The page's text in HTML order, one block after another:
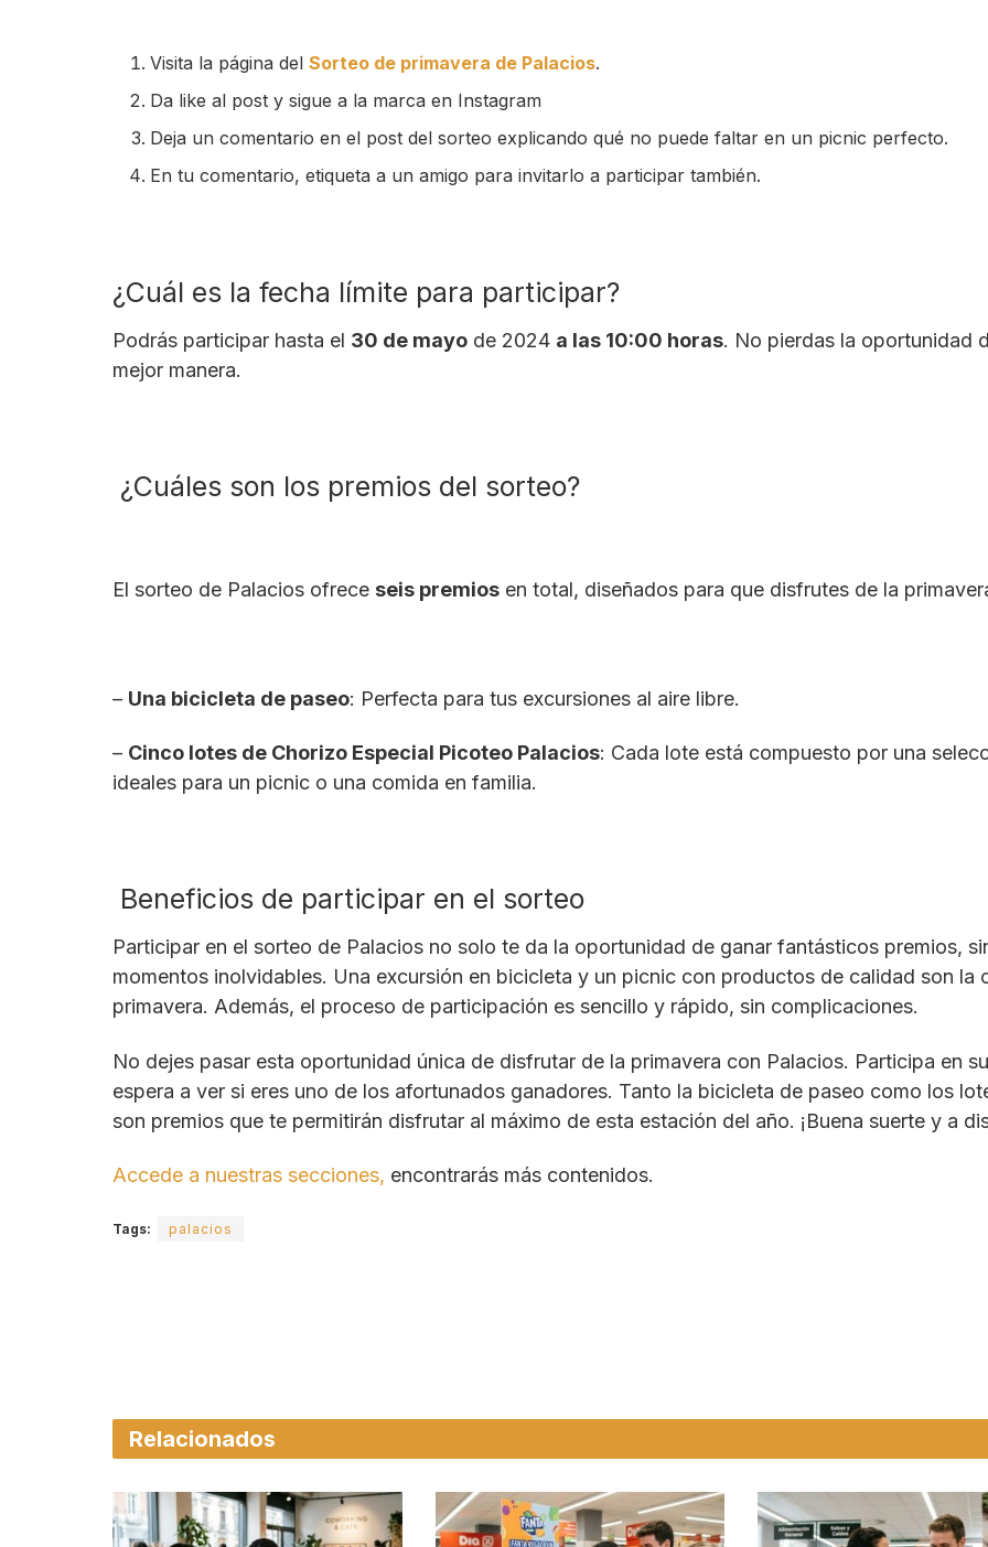
Visita la página delSorteo de primavera de Palacios.
Da like al post y sigue a la marca en Instagram
Deja un comentario en el post del sorteo explicando qué no puede faltar en un picnic perfecto.
En tu comentario, etiqueta a un amigo para invitarlo a participar también.
¿Cuál es la fecha límite para participar?
Podrás participar hasta el 30 de mayo de 2024 a las 10:00 horas. No pierdas la oportunidad
mejor manera.
¿Cuáles son los premios del sorteo?
El sorteo de Palacios ofrece seis premios en total, diseñados para que disfrutes de la
– Una bicicleta de paseo: Perfecta para tus excursiones al aire libre.
– Cinco lotes de Chorizo Especial Picoteo Palacios: Cada lote está compuesto por una
ideales para un picnic o una comida en familia.
Beneficios de participar en el sorteo
Participar en el sorteo de Palacios no solo te da la oportunidad de ganar fantásticos premios,
momentos inolvidables. Una excursión en bicicleta y un picnic con productos de calidad son la
primavera. Además, el proceso de participación es sencillo y rápido, sin complicaciones.
No dejes pasar esta oportunidad única de disfrutar de la primavera con Palacios. Participa en
espera a ver si eres uno de los afortunados ganadores. Tanto la bicicleta de paseo como los
son premios que te permitirán disfrutar al máximo de esta estación del año. ¡Buena suerte y a
Accede a nuestras secciones, encontrarás más contenidos.
Tags: palacios
Relacionados